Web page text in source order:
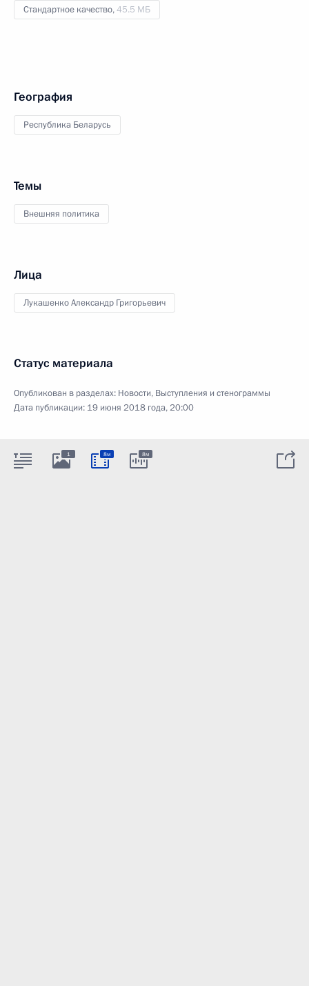
Стандартное качество,45.5 МБ
География
Республика Беларусь
Темы
Внешняя политика
Лица
Лукашенко Александр Григорьевич
Статус материала
Опубликован в разделах: Новости, Выступления и стенограммы
Дата публикации: 19 июня 2018 года, 20:00
1 8м 8м